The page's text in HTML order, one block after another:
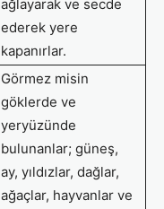
ağlayarak ve secde
ederek yere
kapanırlar.
Görmez misin
göklerde ve
yeryüzünde
bulunanlar; güneş,
ay, yıldızlar, dağlar,
ağaçlar, hayvanlar ve